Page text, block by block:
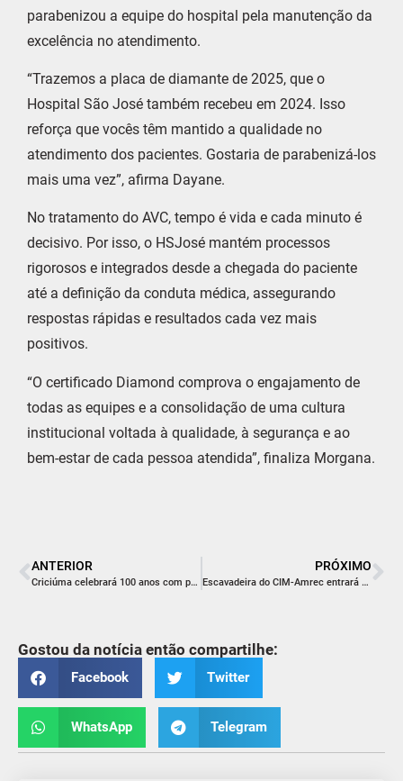
parabenizou a equipe do hospital pela manutenção da
excelência no atendimento.
“Trazemos a placa de diamante de 2025, que o
Hospital São José também recebeu em 2024. Isso
reforça que vocês têm mantido a qualidade no
atendimento dos pacientes. Gostaria de parabenizá-los
mais uma vez”, afirma Dayane.
No tratamento do AVC, tempo é vida e cada minuto é
decisivo. Por isso, o HSJosé mantém processos
rigorosos e integrados desde a chegada do paciente
até a definição da conduta médica, assegurando
respostas rápidas e resultados cada vez mais
positivos.
“O certificado Diamond comprova o engajamento de
todas as equipes e a consolidação de uma cultura
institucional voltada à qualidade, à segurança e ao
bem-estar de cada pessoa atendida”, finaliza Morgana.
ANTERIOR
Criciúma celebrará 100 anos com programação histórica e momentos de emoção
PRÓXIMO
Escavadeira do CIM-Amrec entrará em operação em Siderópolis
Gostou da notícia então compartilhe:
Facebook Twitter
WhatsApp Telegram